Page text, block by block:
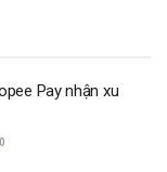
Pay nhận xu
0